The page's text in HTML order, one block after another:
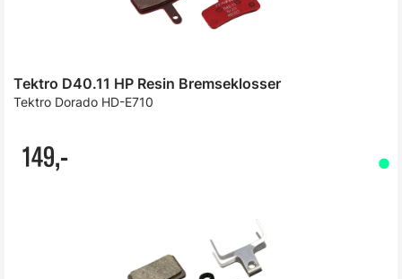
Tektro D40.11 HP Resin Bremseklosser
Tektro Dorado HD-E710
149,-